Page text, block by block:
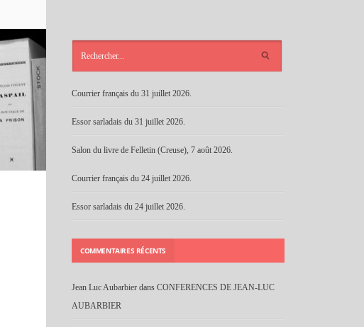
Courrier français du 31 juillet 2026.
Essor sarladais du 31 juillet 2026.
Salon du livre de Felletin (Creuse), 7 août 2026.
Courrier français du 24 juillet 2026.
Essor sarladais du 24 juillet 2026.
COMMENTAIRES RÉCENTS
Jean Luc Aubarbier dans CONFERENCES DE JEAN-LUC
AUBARBIER